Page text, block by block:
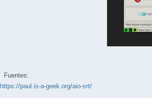
Fuentes:
https://paul.is-a-geek.org/aio-srt/